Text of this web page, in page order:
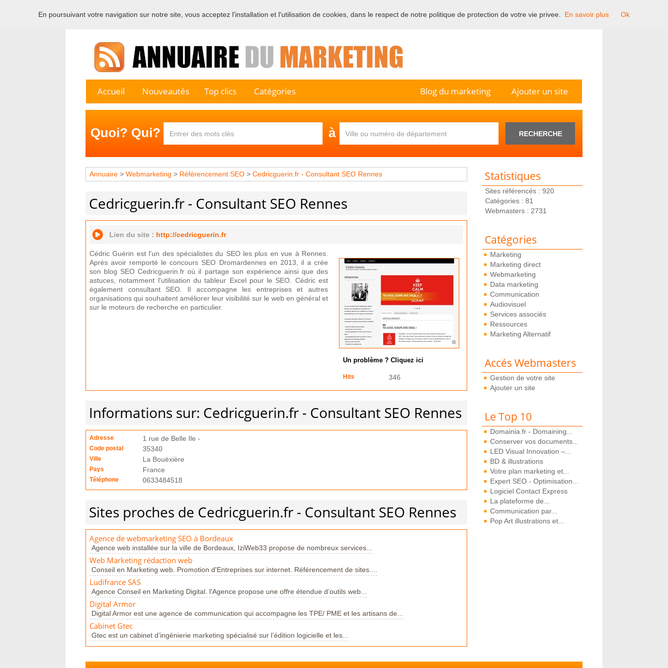
Bienvenue sur l'annuaire professionnel du marketing et de la communication en France.
Accueil Nouveautés Top clics Catégories Ajouter un site
Blog du marketing
Quoi? Qui? à RECHERCHE
Statistiques
Sites référencés : 920
Catégories : 81
Webmasters : 2731
Catégories
Marketing
Marketing direct
Webmarketing
Data marketing
Communication
Audiovisuel
Services associés
Ressources
Marketing Alternatif
Accés Webmasters
Gestion de votre site
Ajouter un site
Le Top 10
Domainia.fr - Domaining...
Conserver vos documents...
LED Visual Innovation –...
BD & illustrations
Votre plan marketing et...
Expert SEO - Optimisation...
Logiciel Contact Express
La plateforme de...
Communication par...
Pop Art illustrations et...
Annuaire > Webmarketing > Référencement SEO > Cedricguerin.fr - Consultant SEO Rennes
Cedricguerin.fr - Consultant SEO Rennes
Lien du site : http://cedricguerin.fr
Cédric Guérin est l'un des spécialistes du SEO les plus en vue à Rennes.
Après avoir remporté le concours SEO Dromardennes en 2013, il a crée
son blog SEO Cedricguerin.fr où il partage son expérience ainsi que des
astuces, notamment l'utilisation du tableur Excel pour le SEO. Cédric est
également consultant SEO. Il accompagne les entreprises et autres
organisations qui souhaitent améliorer leur visibilité sur le web en général et
sur le moteurs de recherche en particulier.
Un problème ? Cliquez ici
Hits 346
Informations sur: Cedricguerin.fr - Consultant SEO Rennes
Adresse 1 rue de Belle Ile -
Code postal 35340
Ville La Bouëxière
Pays France
Téléphone 0633484518
Sites proches de Cedricguerin.fr - Consultant SEO Rennes
Agence de webmarketing SEO à Bordeaux
Agence web installée sur la ville de Bordeaux, IziWeb33 propose de nombreux services...
Web Marketing rédaction web
Conseil en Marketing web. Promotion d'Entreprises sur internet. Référencement de sites....
Ludifrance SAS
Agence Conseil en Marketing Digital. l'Agence propose une offre étendue d’outils web...
Digital Armor
Digital Armor est une agence de communication qui accompagne les TPE/ PME et les artisans de...
Cabinet Gtec
Gtec est un cabinet d’ingénierie marketing spécialisé sur l’édition logicielle et les...
En poursuivant votre navigation sur notre site, vous acceptez l'installation et l'utilisation de cookies, dans le respect de notre politique de protection de votre vie privee. En savoir plus Ok